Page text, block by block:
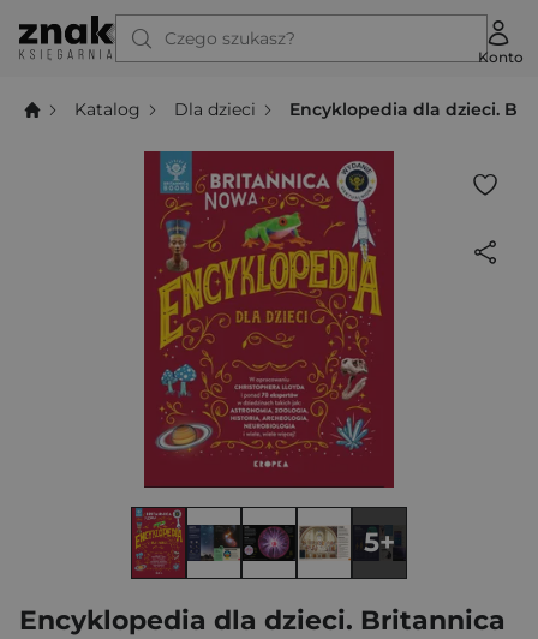
Czego szukasz?
Konto
Katalog Dla dzieci Encyklopedia dla dzieci.
Encyklopedia dla dzieci. Britannica
5+